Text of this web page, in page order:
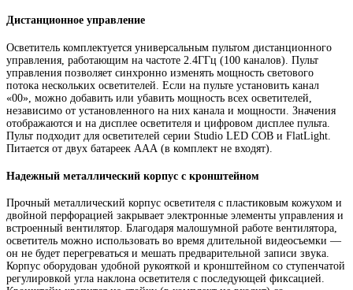
Дистанционное управление
Осветитель комплектуется универсальным пультом дистанционного
управления, работающим на частоте 2.4ГГц (100 каналов). Пульт
управления позволяет синхронно изменять мощность светового
потока нескольких осветителей. Если на пульте установить канал
«00», можно добавить или убавить мощность всех осветителей,
независимо от установленного на них канала и мощности. Значения
отображаются и на дисплее осветителя и цифровом дисплее пульта.
Пульт подходит для осветителей серии Studio LED COB и FlatLight.
Питается от двух батареек ААА (в комплект не входят).
Надежный металлический корпус с кронштейном
Прочный металлический корпус осветителя с пластиковым кожухом и
двойной перфорацией закрывает электронные элементы управления и
встроенный вентилятор. Благодаря малошумной работе вентилятора,
осветитель можно использовать во время длительной видеосъемки —
он не будет перегреваться и мешать предварительной записи звука.
Корпус оборудован удобной рукояткой и кронштейном со ступенчатой
регулировкой угла наклона осветителя с последующей фиксацией.